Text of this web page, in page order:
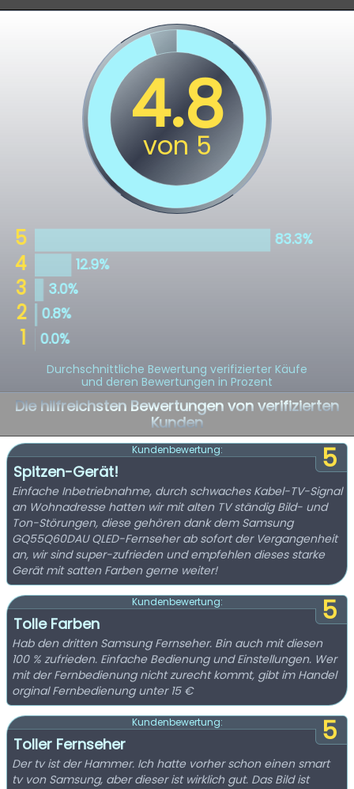
Durchschnittliche Bewertung verifizierter Käufe
und deren Bewertungen in Prozent
Die hilfreichsten Bewertungen von verifizierten
Kunden
5
Kundenbewertung:
Spitzen-Gerät!
Einfache Inbetriebnahme, durch schwaches Kabel-TV-Signal
an Wohnadresse hatten wir mit alten TV ständig Bild- und
Ton-Störungen, diese gehören dank dem Samsung
GQ55Q60DAU QLED-Fernseher ab sofort der Vergangenheit
an, wir sind super-zufrieden und empfehlen dieses starke
Gerät mit satten Farben gerne weiter!
5
Kundenbewertung:
Tolle Farben
Hab den dritten Samsung Fernseher. Bin auch mit diesen
100 % zufrieden. Einfache Bedienung und Einstellungen. Wer
mit der Fernbedienung nicht zurecht kommt, gibt im Handel
orginal Fernbedienung unter 15 €
5
Kundenbewertung:
Toller Fernseher
Der tv ist der Hammer. Ich hatte vorher schon einen smart
tv von Samsung, aber dieser ist wirklich gut. Das Bild ist